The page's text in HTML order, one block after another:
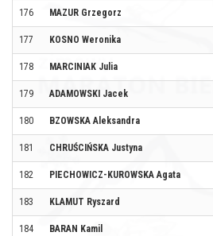
176 MAZUR Grzegorz
177 KOSNO Weronika
178 MARCINIAK Julia
179 ADAMOWSKI Jacek
180 BZOWSKA Aleksandra
181 CHRUŚCIŃSKA Justyna
182 PIECHOWICZ-KUROWSKA Agata
183 KLAMUT Ryszard
184 BARAN Kamil